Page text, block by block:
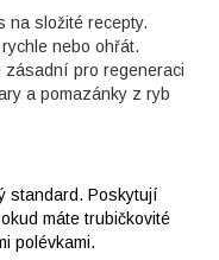
na složité recepty.
nebo ohřát.
pro regeneraci
a pomazánky z ryb
standard. Poskytují
máte trubičkovité
polévkami.